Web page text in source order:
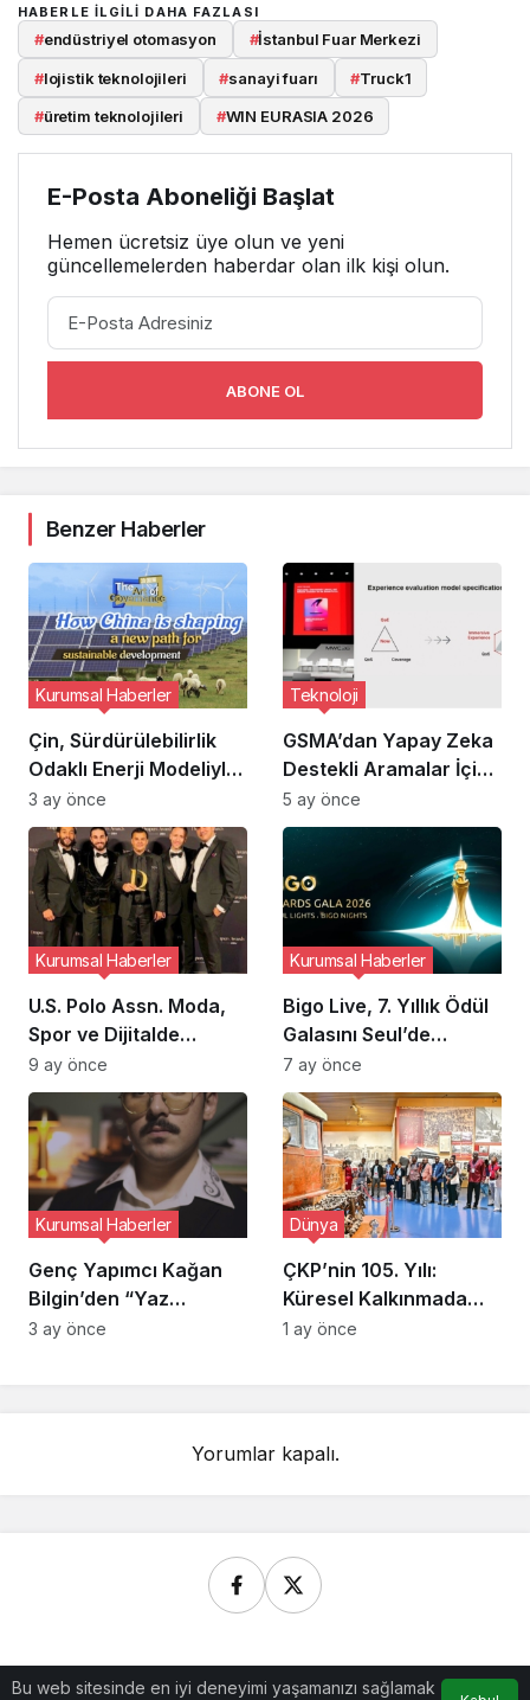
HABERLE ILGILI DAHA FAZLASI
#endüstriyel otomasyon #İstanbul Fuar Merkezi
#lojistik teknolojileri #sanayi fuarı #Truck1
#üretim teknolojileri #WIN EURASIA 2026
E-Posta Aboneliği Başlat
Hemen ücretsiz üye olun ve yeni
güncellemelerden haberdar olan ilk kişi olun.
ABONE OL
Benzer Haberler
Çin, Sürdürülebilirlik
Odaklı Enerji Modeliyle
Küresel Yeşil
Dönüşüme Öncülük
Ediyor
Kurumsal Haberler
3 ay önce
GSMA’dan Yapay Zeka
Destekli Aramalar İçin
Yeni Standartlar
Teknoloji
5 ay önce
U.S. Polo Assn. Moda,
Spor ve Dijitalde
Küresel Ödüller
Kazandı
Kurumsal Haberler
9 ay önce
Bigo Live, 7. Yıllık Ödül
Galasını Seul’de
Gerçekleştirecek
Kurumsal Haberler
7 ay önce
Genç Yapımcı Kağan
Bilgin’den “Yaz
Dostum” Dizisi
Kurumsal Haberler
3 ay önce
ÇKP’nin 105. Yılı:
Küresel Kalkınmada
Yeni Bir Modelin
Dünya
1 ay önce
Yorumlar kapalı.
Bu web sitesinde en iyi deneyimi yaşamanızı sağlamak
© Telif Hakkı 2026, Tüm Hakları Saklıdır.